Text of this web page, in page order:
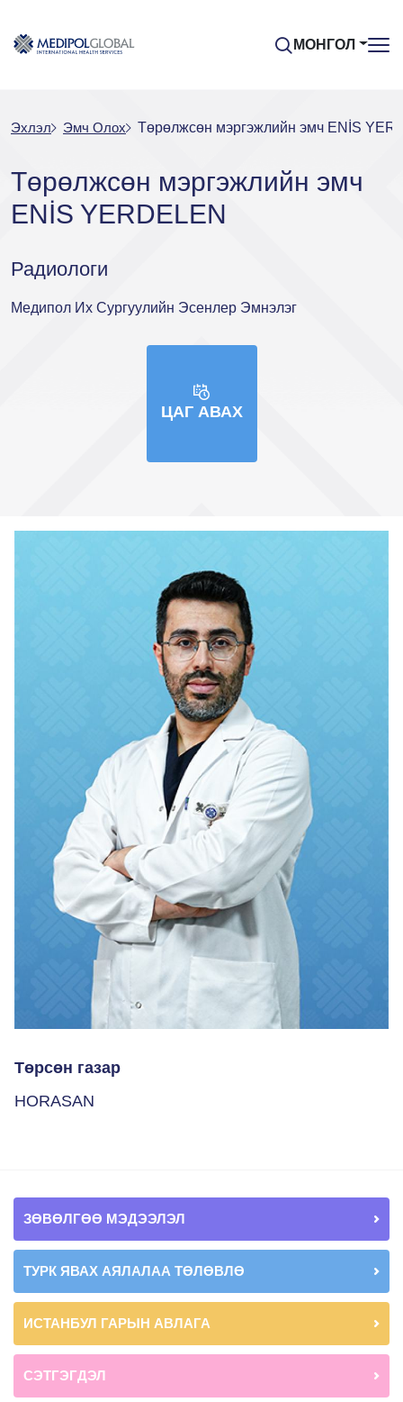
МОНГОЛ
Эхлэл Эмч Oлох Төрөлжсөн мэргэжлийн эмч ENİS
Төрөлжсөн мэргэжлийн эмч
ENİS YERDELEN
Радиологи
Медипол Их Сургуулийн Эсенлер Эмнэлэг
ЦАГ АВАХ
Төрсөн газар
HORASAN
ЗӨВӨЛГӨӨ МЭДЭЭЛЭЛ
ТУРК ЯВАХ АЯЛАЛАА ТӨЛӨВЛӨ
ИСТАНБУЛ ГАРЫН АВЛАГА
СЭТГЭГДЭЛ